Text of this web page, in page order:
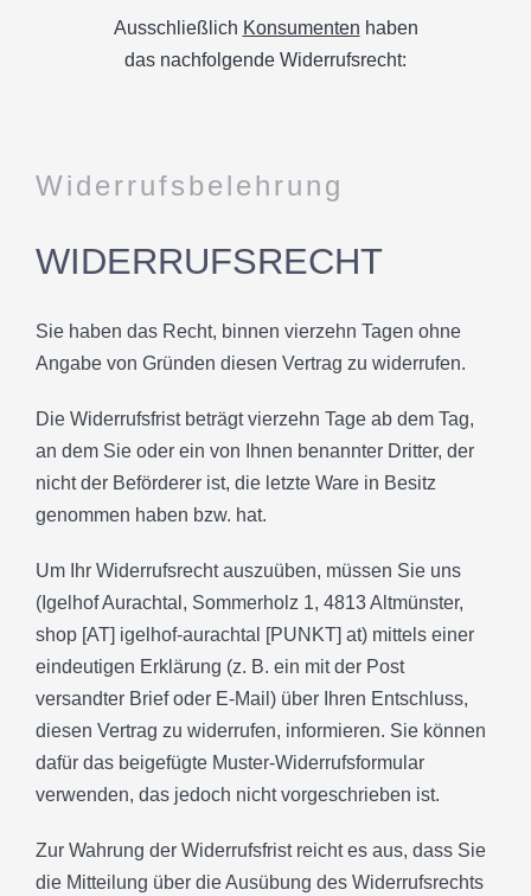
Ausschließlich Konsumenten haben
das nachfolgende Widerrufsrecht:
Widerrufsbelehrung
WIDERRUFSRECHT
Sie haben das Recht, binnen vierzehn Tagen ohne
Angabe von Gründen diesen Vertrag zu widerrufen.
Die Widerrufsfrist beträgt vierzehn Tage ab dem Tag,
an dem Sie oder ein von Ihnen benannter Dritter, der
nicht der Beförderer ist, die letzte Ware in Besitz
genommen haben bzw. hat.
Um Ihr Widerrufsrecht auszuüben, müssen Sie uns
(Igelhof Aurachtal, Sommerholz 1, 4813 Altmünster,
shop [AT] igelhof-aurachtal [PUNKT] at) mittels einer
eindeutigen Erklärung (z. B. ein mit der Post
versandter Brief oder E-Mail) über Ihren Entschluss,
diesen Vertrag zu widerrufen, informieren. Sie können
dafür das beigefügte Muster-Widerrufsformular
verwenden, das jedoch nicht vorgeschrieben ist.
Zur Wahrung der Widerrufsfrist reicht es aus, dass Sie
die Mitteilung über die Ausübung des Widerrufsrechts